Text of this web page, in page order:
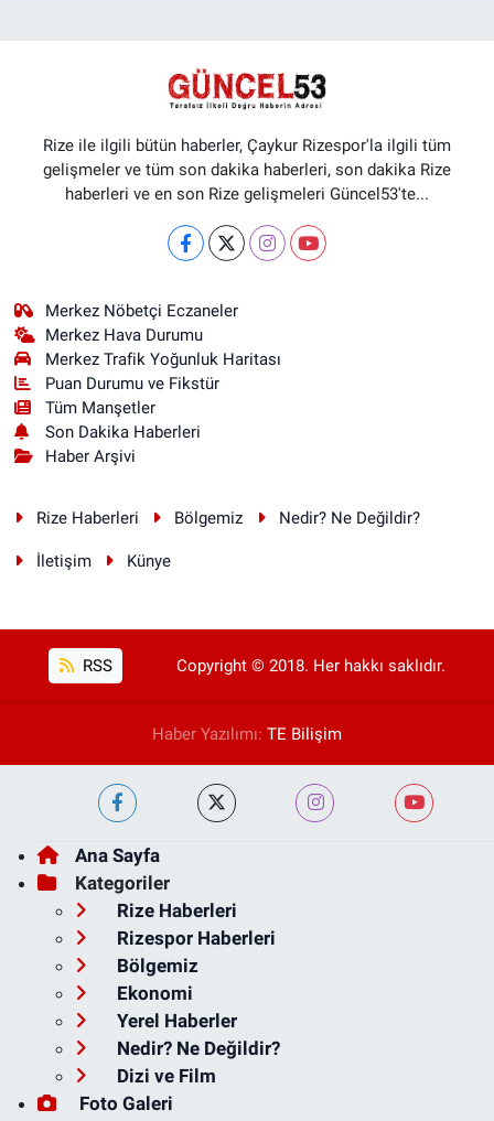
Rize ile ilgili bütün haberler, Çaykur Rizespor'la ilgili tüm
gelişmeler ve tüm son dakika haberleri, son dakika Rize
haberleri ve en son Rize gelişmeleri Güncel53'te...
Merkez Nöbetçi Eczaneler
Merkez Hava Durumu
Merkez Trafik Yoğunluk Haritası
Puan Durumu ve Fikstür
Tüm Manşetler
Son Dakika Haberleri
Haber Arşivi
Rize Haberleri Bölgemiz Nedir? Ne Değildir?
İletişim Künye
RSS Copyright © 2018. Her hakkı saklıdır.
Haber Yazılımı: TE Bilişim
Ana Sayfa
Kategoriler
Rize Haberleri
Rizespor Haberleri
Bölgemiz
Ekonomi
Yerel Haberler
Nedir? Ne Değildir?
Dizi ve Film
Foto Galeri